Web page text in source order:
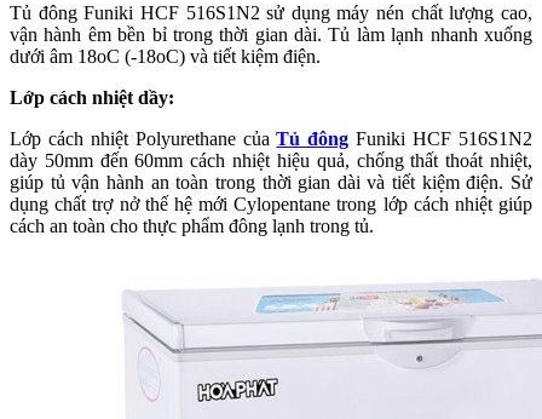
Tủ đông Funiki HCF 516S1N2 sử dụng máy nén chất lượng cao,
vận hành êm bền bỉ trong thời gian dài. Tủ làm lạnh nhanh xuống
dưới âm 18oC (-18oC) và tiết kiệm điện.
Lớp cách nhiệt dầy:
Lớp cách nhiệt Polyurethane củaTủ đông Funiki HCF 516S1N2
dày 50mm đến 60mm cách nhiệt hiệu quả, chống thất thoát nhiệt,
giúp tủ vận hành an toàn trong thời gian dài và tiết kiệm điện. Sử
dụng chất trợ nở thế hệ mới Cylopentane trong lớp cách nhiệt giúp
cách an toàn cho thực phẩm đông lạnh trong tủ.